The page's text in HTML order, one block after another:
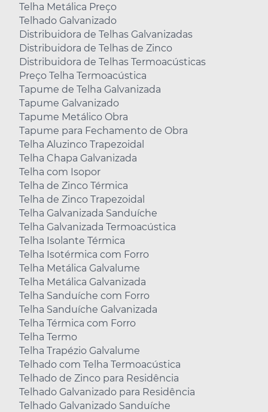
Telha Metálica Preço
Telhado Galvanizado
Distribuidora de Telhas Galvanizadas
Distribuidora de Telhas de Zinco
Distribuidora de Telhas Termoacústicas
Preço Telha Termoacústica
Tapume de Telha Galvanizada
Tapume Galvanizado
Tapume Metálico Obra
Tapume para Fechamento de Obra
Telha Aluzinco Trapezoidal
Telha Chapa Galvanizada
Telha com Isopor
Telha de Zinco Térmica
Telha de Zinco Trapezoidal
Telha Galvanizada Sanduíche
Telha Galvanizada Termoacústica
Telha Isolante Térmica
Telha Isotérmica com Forro
Telha Metálica Galvalume
Telha Metálica Galvanizada
Telha Sanduíche com Forro
Telha Sanduíche Galvanizada
Telha Térmica com Forro
Telha Termo
Telha Trapézio Galvalume
Telhado com Telha Termoacústica
Telhado de Zinco para Residência
Telhado Galvanizado para Residência
Telhado Galvanizado Sanduíche